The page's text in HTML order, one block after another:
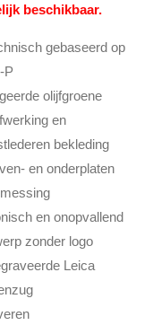
beschikbaar.
gebaseerd op
P
olijfgroene
en
bekleding
en onderplaten
en onopvallend
zonder logo
Leica